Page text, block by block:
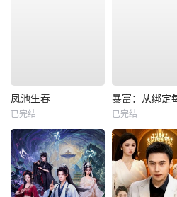
凤池生春
已完结 已完结